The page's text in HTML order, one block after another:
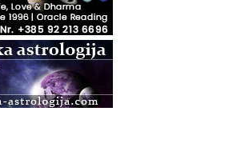
dimenzija Online –
Zagreb i Online